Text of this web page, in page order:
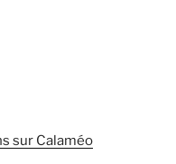
sur Calaméo